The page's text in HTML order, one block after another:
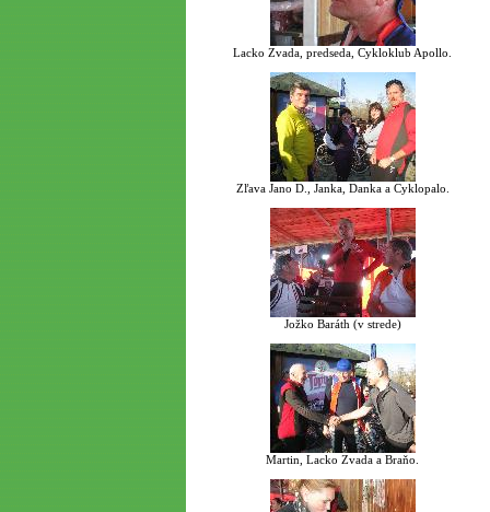
Lacko Zvada, predseda, Cykloklub Apollo.
Zľava Jano D., Janka, Danka a Cyklopalo.
Jožko Baráth (v strede)
Martin, Lacko Zvada a Braňo.